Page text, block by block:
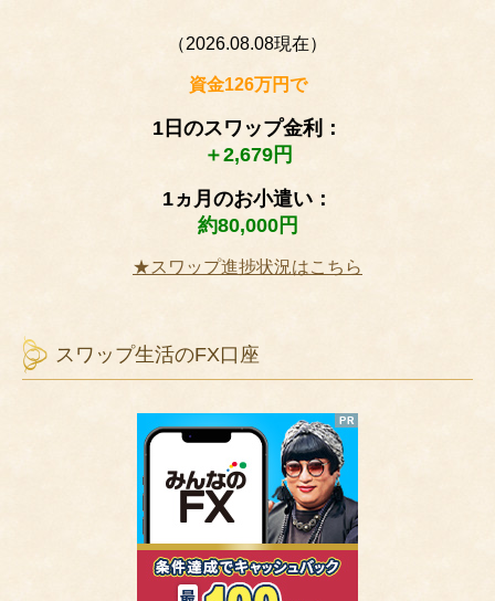
（2026.08.08現在）
資金126万円で
1日のスワップ金利：
＋2,679円
1ヵ月のお小遣い：
約80,000円
★スワップ進捗状況はこちら
スワップ生活のFX口座